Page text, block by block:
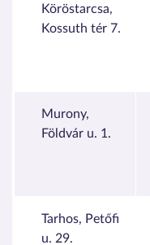
Köröstarcsa,
Kossuth tér 7.
Murony,
Földvár u. 1.
Tarhos, Petőfi
u. 29.